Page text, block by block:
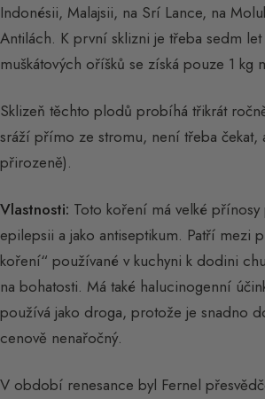
Indonésii, Malajsii, na Srí Lance, na
Antilách. K první sklizni je třeba sedm
muškátových oříšků se získá pouze 1 kg
Sklizeň těchto plodů probíhá třikrát
sráží přímo ze stromu, není třeba čekat,
přirozeně).
Vlastnosti: Toto koření má velké
epilepsii a jako antiseptikum. Patří mezi
koření“ používané v kuchyni k dodini
na bohatosti. Má také halucinogenní
používá jako droga, protože je snadno
cenově nenařočný.
V období renesance byl Fernel